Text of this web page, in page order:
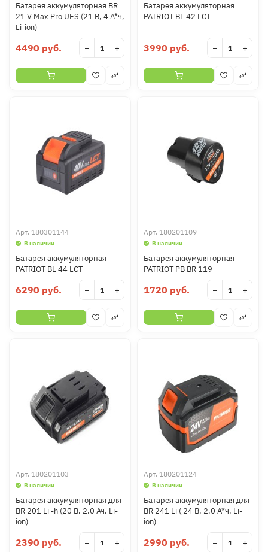
Батарея аккумуляторная BR
21 V Max Pro UES (21 В, 4 А*ч,
Li-ion)
4490 руб. − +
Батарея аккумуляторная
PATRIOT BL 42 LCT
3990 руб. − +
Арт. 180301144
В наличии
Батарея аккумуляторная
PATRIOT BL 44 LCT
6290 руб. − +
Арт. 180201109
В наличии
Батарея аккумуляторная
PATRIOT PB BR 119
1720 руб. − +
Арт. 180201103
В наличии
Батарея аккумуляторная для
BR 201 Li -h (20 В, 2.0 Ач, Li-
ion)
2390 руб. − +
Арт. 180201124
В наличии
Батарея аккумуляторная для
BR 241 Li ( 24 В, 2.0 А*ч, Li-
ion)
2990 руб. − +